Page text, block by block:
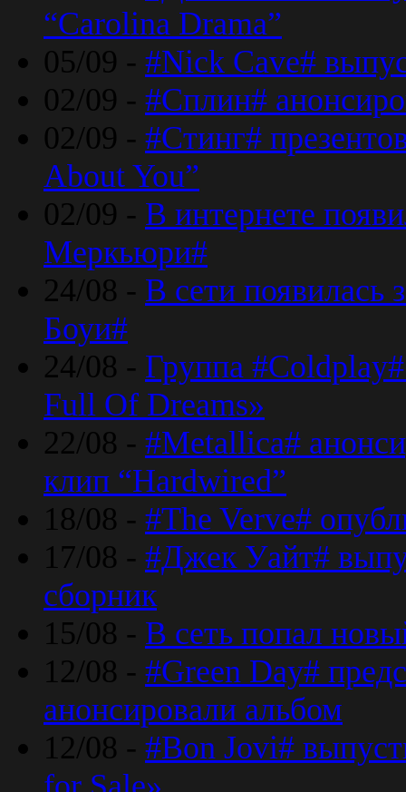
“Carolina Drama”
05/09 - #Nick Cave#
02/09 - #Сплин#
02/09 - #Стинг#
About You”
02/09 - В интернете
Меркьюри#
24/08 - В сети появилась
Боуи#
24/08 - Группа
Full Of Dreams»
22/08 - #Metallica#
клип “Hardwired”
18/08 - #The Verve#
17/08 - #Джек Уайт#
сборник
15/08 - В сеть попал
12/08 - #Green Day#
анонсировали альбом
12/08 - #Bon Jovi#